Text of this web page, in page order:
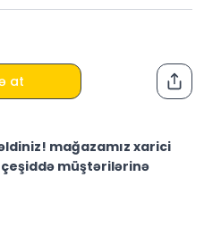
at
mağazamız xarici
müştərilərinə
göstərən multibrend